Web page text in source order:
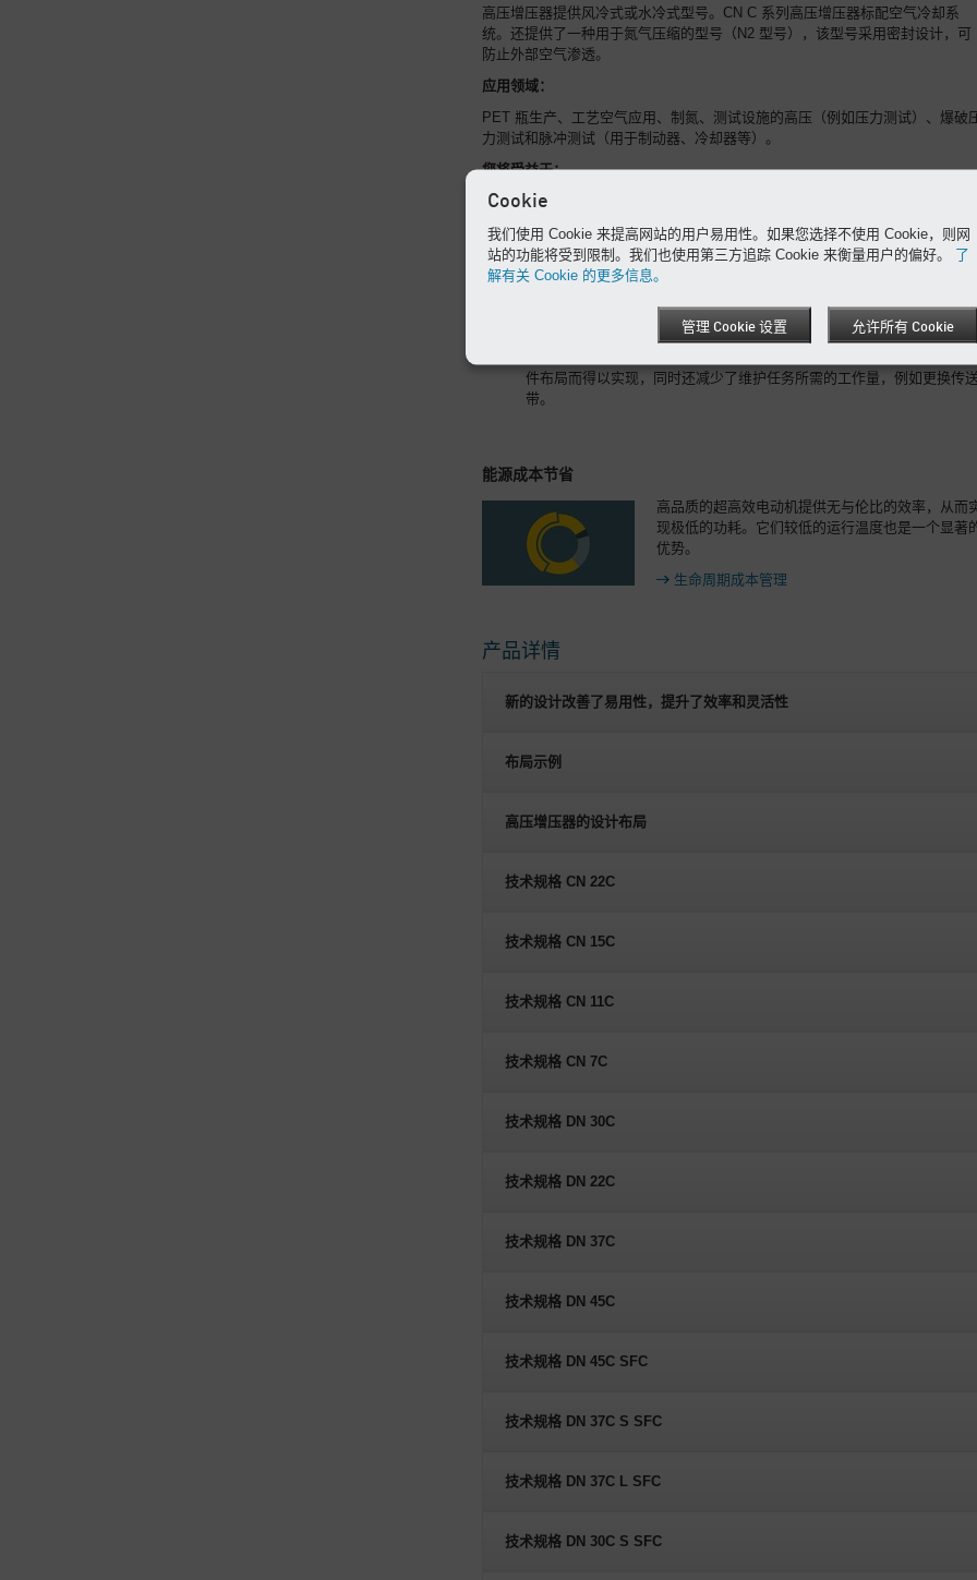
高压增压器提供风冷式或水冷式型号。CN C 系列高压增压器标配空气冷却系
统。还提供了一种用于氮气压缩的型号（N2 型号），该型号采用密封设计，可
防止外部空气渗透。
应用领域：
PET 瓶生产、工艺空气应用、制氮、测试设施的高压（例如压力测试）、爆破
力测试和脉冲测试（用于制动器、冷却器等）。
您将受益于：
占地面积小：
性能、可靠性或能效！
安装十分简单：
用中，包括自监控应用。
件布局而得以实现，同时还减少了维护任务所需的工作量，例如更换传送
带。
能源成本节省
高品质的超高效电动机提供无与伦比的效率，从而
现极低的功耗。它们较低的运行温度也是一个显著
优势。
生命周期成本管理
产品详情
新的设计改善了易用性，提升了效率和灵活性
布局示例
高压增压器的设计布局
技术规格 CN 22C
技术规格 CN 15C
技术规格 CN 11C
技术规格 CN 7C
技术规格 DN 30C
技术规格 DN 22C
技术规格 DN 37C
技术规格 DN 45C
技术规格 DN 45C SFC
技术规格 DN 37C S SFC
技术规格 DN 37C L SFC
技术规格 DN 30C S SFC
Cookie
我们使用 Cookie 来提高网站的用户易用性。如果您选择不使用 Cookie，则网
站的功能将受到限制。我们也使用第三方追踪 Cookie 来衡量用户的偏好。 了
解有关 Cookie 的更多信息。
管理 Cookie 设置 允许所有 Cookie